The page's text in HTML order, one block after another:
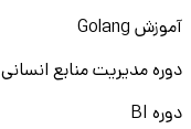
آموزش Golang
دوره مدیریت منابع انسانی
دوره BI